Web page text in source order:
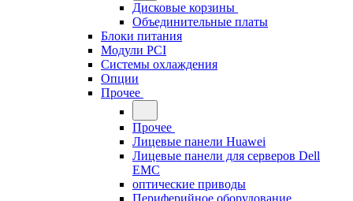
Дисковые корзины
Объединительные платы
Блоки питания
Модули PCI
Системы охлаждения
Опции
Прочее
Прочее
Лицевые панели Huawei
Лицевые панели для серверов Dell
EMC
оптические приводы